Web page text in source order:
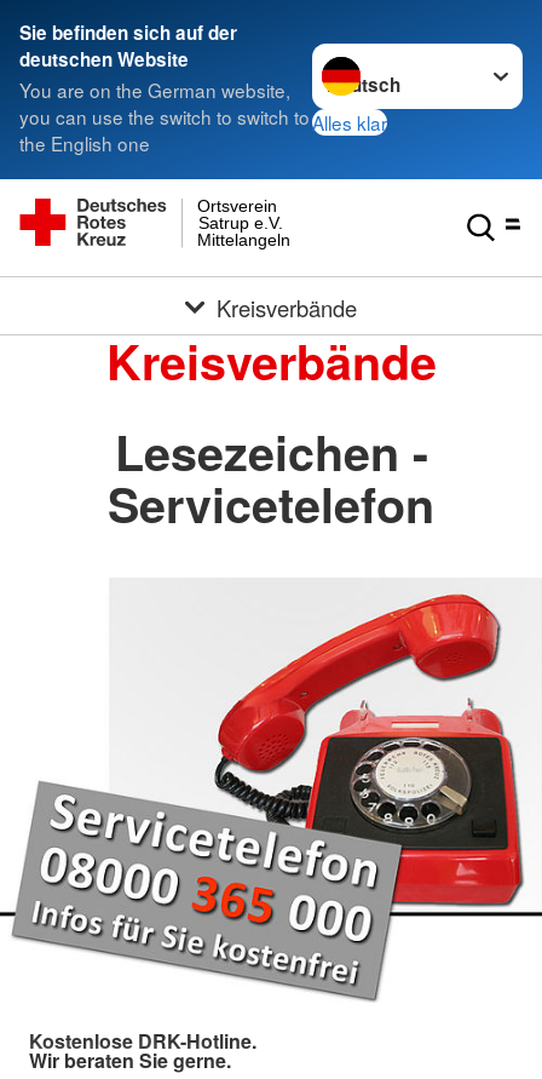
Sie befinden sich auf der
deutschen Website
You are on the German website,
you can use the switch to switch to
the English one
Sprache wechseln zu
Alles klar
Mittelangeln
Satrup e.V.
Ortsverein
Kreisverbände
Kreisverbände
Lesezeichen -
Servicetelefon
Kostenlose DRK-Hotline.
Wir beraten Sie gerne.